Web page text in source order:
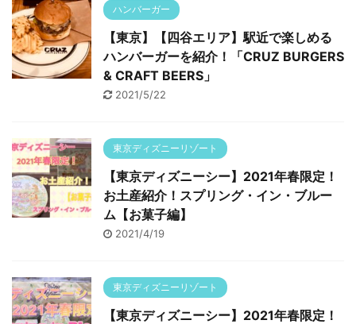
ハンバーガー
【東京】【四谷エリア】駅近で楽しめる
ハンバーガーを紹介！「CRUZ BURGERS
& CRAFT BEERS」
2021/5/22
東京ディズニーリゾート
【東京ディズニーシー】2021年春限定！
お土産紹介！スプリング・イン・ブルー
ム【お菓子編】
2021/4/19
東京ディズニーリゾート
【東京ディズニーシー】2021年春限定！